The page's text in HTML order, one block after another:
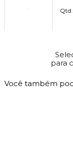
Qtd:
para
Você também